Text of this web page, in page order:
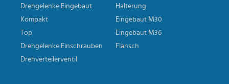
Drehgelenke Eingebaut
Kompakt
Top
Drehgelenke Einschrauben
Drehverteilerventil
Halterung
Eingebaut M30
Eingebaut M36
Flansch